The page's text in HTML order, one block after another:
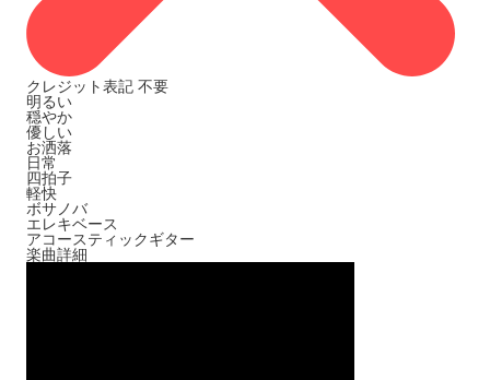
クレジット表記 不要
明るい
穏やか
優しい
お洒落
日常
四拍子
軽快
ボサノバ
エレキベース
アコースティックギター
楽曲詳細